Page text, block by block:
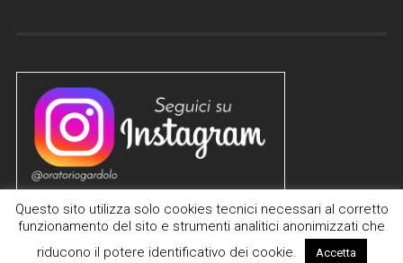
Questo sito utilizza solo cookies tecnici necessari al corretto
funzionamento del sito e strumenti analitici anonimizzati che
riducono il potere identificativo dei cookie.
Accetta